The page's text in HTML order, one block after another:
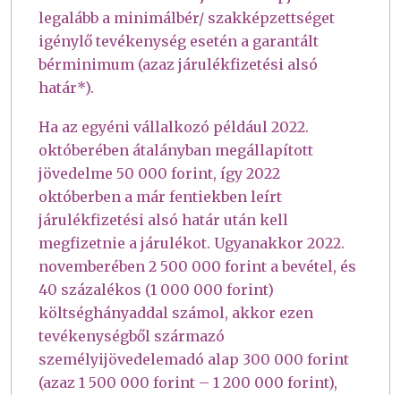
legalább a minimálbér/ szakképzettséget
igénylő tevékenység esetén a garantált
bérminimum (azaz járulékfizetési alsó
határ*).
Ha az egyéni vállalkozó például 2022.
októberében átalányban megállapított
jövedelme 50 000 forint, így 2022
októberben a már fentiekben leírt
járulékfizetési alsó határ után kell
megfizetnie a járulékot. Ugyanakkor 2022.
novemberében 2 500 000 forint a bevétel, és
40 százalékos (1 000 000 forint)
költséghányaddal számol, akkor ezen
tevékenységből származó
személyijövedelemadó alap 300 000 forint
(azaz 1 500 000 forint – 1 200 000 forint),